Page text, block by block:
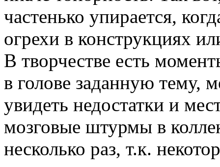
частенько упирается,
огрехи в конструкциях
В творчестве есть
в голове заданную тему,
увидеть недостатки и
мозговые штурмы в
несколько раз, т.к.